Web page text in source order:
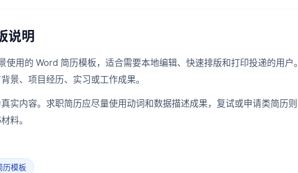
说明
用的 Word 简历模板，适合需要本地编辑、快速排版和打印投递的用户。
景、项目经历、实习或工作成果。
实内容。求职简历应尽量使用动词和数据描述成果，复试或申请类简历则
料。
历模板